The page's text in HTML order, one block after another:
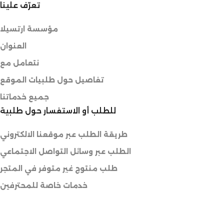
تعرّف علينا
مؤسسة ارتسيلا
العنوان
نتعامل مع
تفاصيل حول طلبيات الموقع
جميع خدماتنا
للطلب أو الاستفسار حول طلبية
طريقة الطلب عبر موقعنا الالكتروني
الطلب عبر وسائل التواصل الاجتماعي
طلب منتوج غير متوفر في المتجر
خدمات خاصة للمحترفين